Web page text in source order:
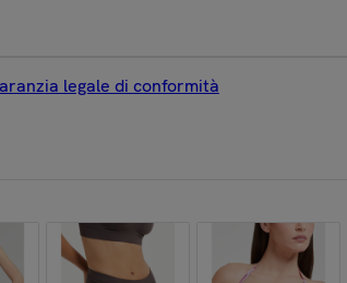
legale di conformità